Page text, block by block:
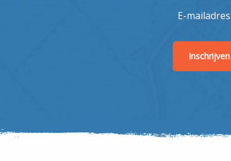
E-mailadres: